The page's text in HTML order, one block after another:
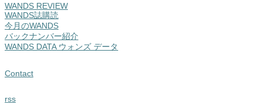
WANDS REVIEW
WANDS誌購読
今月のWANDS
バックナンバー紹介
WANDS DATA ウォンズ データ
Contact
rss